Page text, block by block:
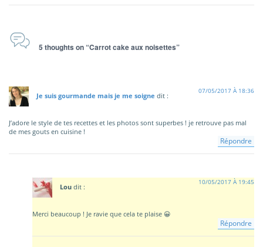
5 thoughts on “Carrot cake aux noisettes”
Je suis gourmande mais je me soigne dit :
07/05/2017 À 18:36
J’adore le style de tes recettes et les photos sont superbes ! je retrouve pas mal
de mes gouts en cuisine !
Répondre
Lou dit :
10/05/2017 À 19:45
Merci beaucoup ! Je ravie que cela te plaise 😀
Répondre